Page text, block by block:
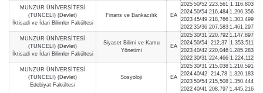
MUNZUR ÜNİVERSİTESİ
(TUNCELİ) (Devlet)
İktisadi ve İdari Bilimler Fakültesi
Finans ve Bankacılık EA
2025
2024
2023
2022
50/52
50/54
45/49
35/36
223,561
216,484
218,766
207,583
1.116.803
1.296.356
1.303.499
1.461.297
MUNZUR ÜNİVERSİTESİ
(TUNCELİ) (Devlet)
İktisadi ve İdari Bilimler Fakültesi
Siyaset Bilimi ve Kamu
Yönetimi
EA
2025
2024
2023
2022
30/31
50/54
40/42
30/31
220,792
212,37
220,046
224,466
1.147.897
1.353.511
1.285.283
1.224.112
MUNZUR ÜNİVERSİTESİ
(TUNCELİ) (Devlet)
Edebiyat Fakültesi
Sosyoloji EA
2025
2024
2023
2022
30/31
40/42
50/54
40/41
215,038
214,78
215,508
208,797
1.210.591
1.320.183
1.350.444
1.445.216